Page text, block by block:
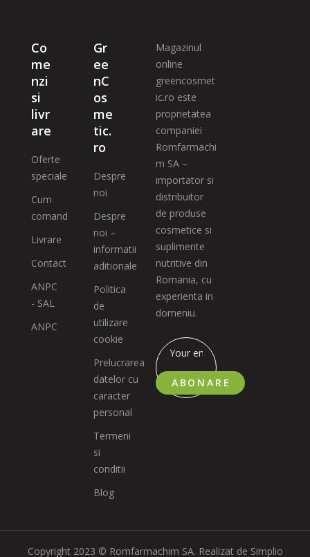
Co
me
nzi
si
livr
are
Oferte
speciale
Cum
comand
Livrare
Contact
ANPC
- SAL
ANPC
Gr
ee
nC
os
me
tic.
ro
Despre
noi
Despre
noi –
informatii
aditionale
Politica
de
utilizare
cookie
Prelucrarea
datelor cu
caracter
personal
Termeni
si
conditii
Blog
Magazinul
online
greencosmet
ic.ro este
proprietatea
companiei
Romfarmachi
m SA –
importator si
distribuitor
de produse
cosmetice si
suplimente
nutritive din
Romania, cu
experienta in
domeniu.
ABONARE
Copyright 2023 © Romfarmachim SA. Realizat de Simplio